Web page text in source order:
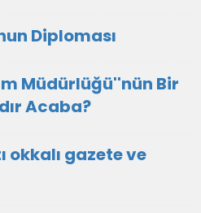
Diploması
Müdürlüğü''nün Bir
Acaba?
okkalı gazete ve